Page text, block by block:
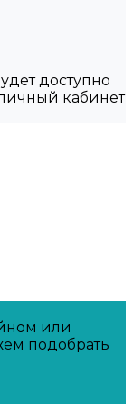
доступно
кабинет
или
подобрать